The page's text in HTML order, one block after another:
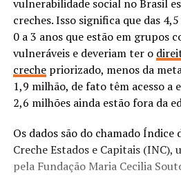
vulnerabilidade social no Brasil
creches. Isso significa que das
0 a 3 anos que estão em grupos
vulneráveis e deveriam ter o
crechepriorizado, menos da
1,9 milhão, de fato têm acesso a
2,6 milhões ainda estão fora da
Os dados são do chamado Índice
Creche Estados e Capitais
pela Fundação Maria Cecilia